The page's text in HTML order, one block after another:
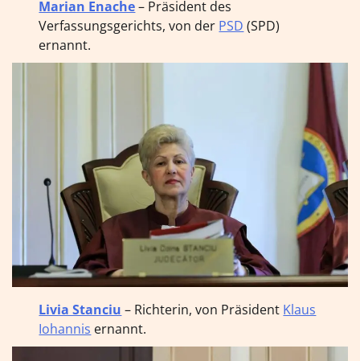
Marian Enache– Präsident des
Verfassungsgerichts, von der PSD (SPD)
ernannt.
Livia Stanciu – Richterin, von Präsident Klaus
Iohannis ernannt.